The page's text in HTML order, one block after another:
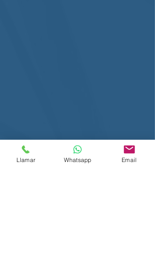
Llamar Whatsapp Email